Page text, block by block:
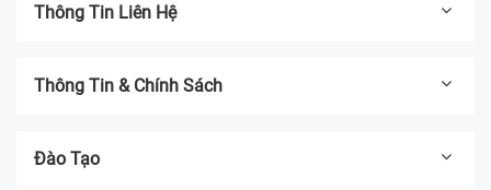
Thông Tin Liên Hệ
Thông Tin & Chính Sách
Đào Tạo